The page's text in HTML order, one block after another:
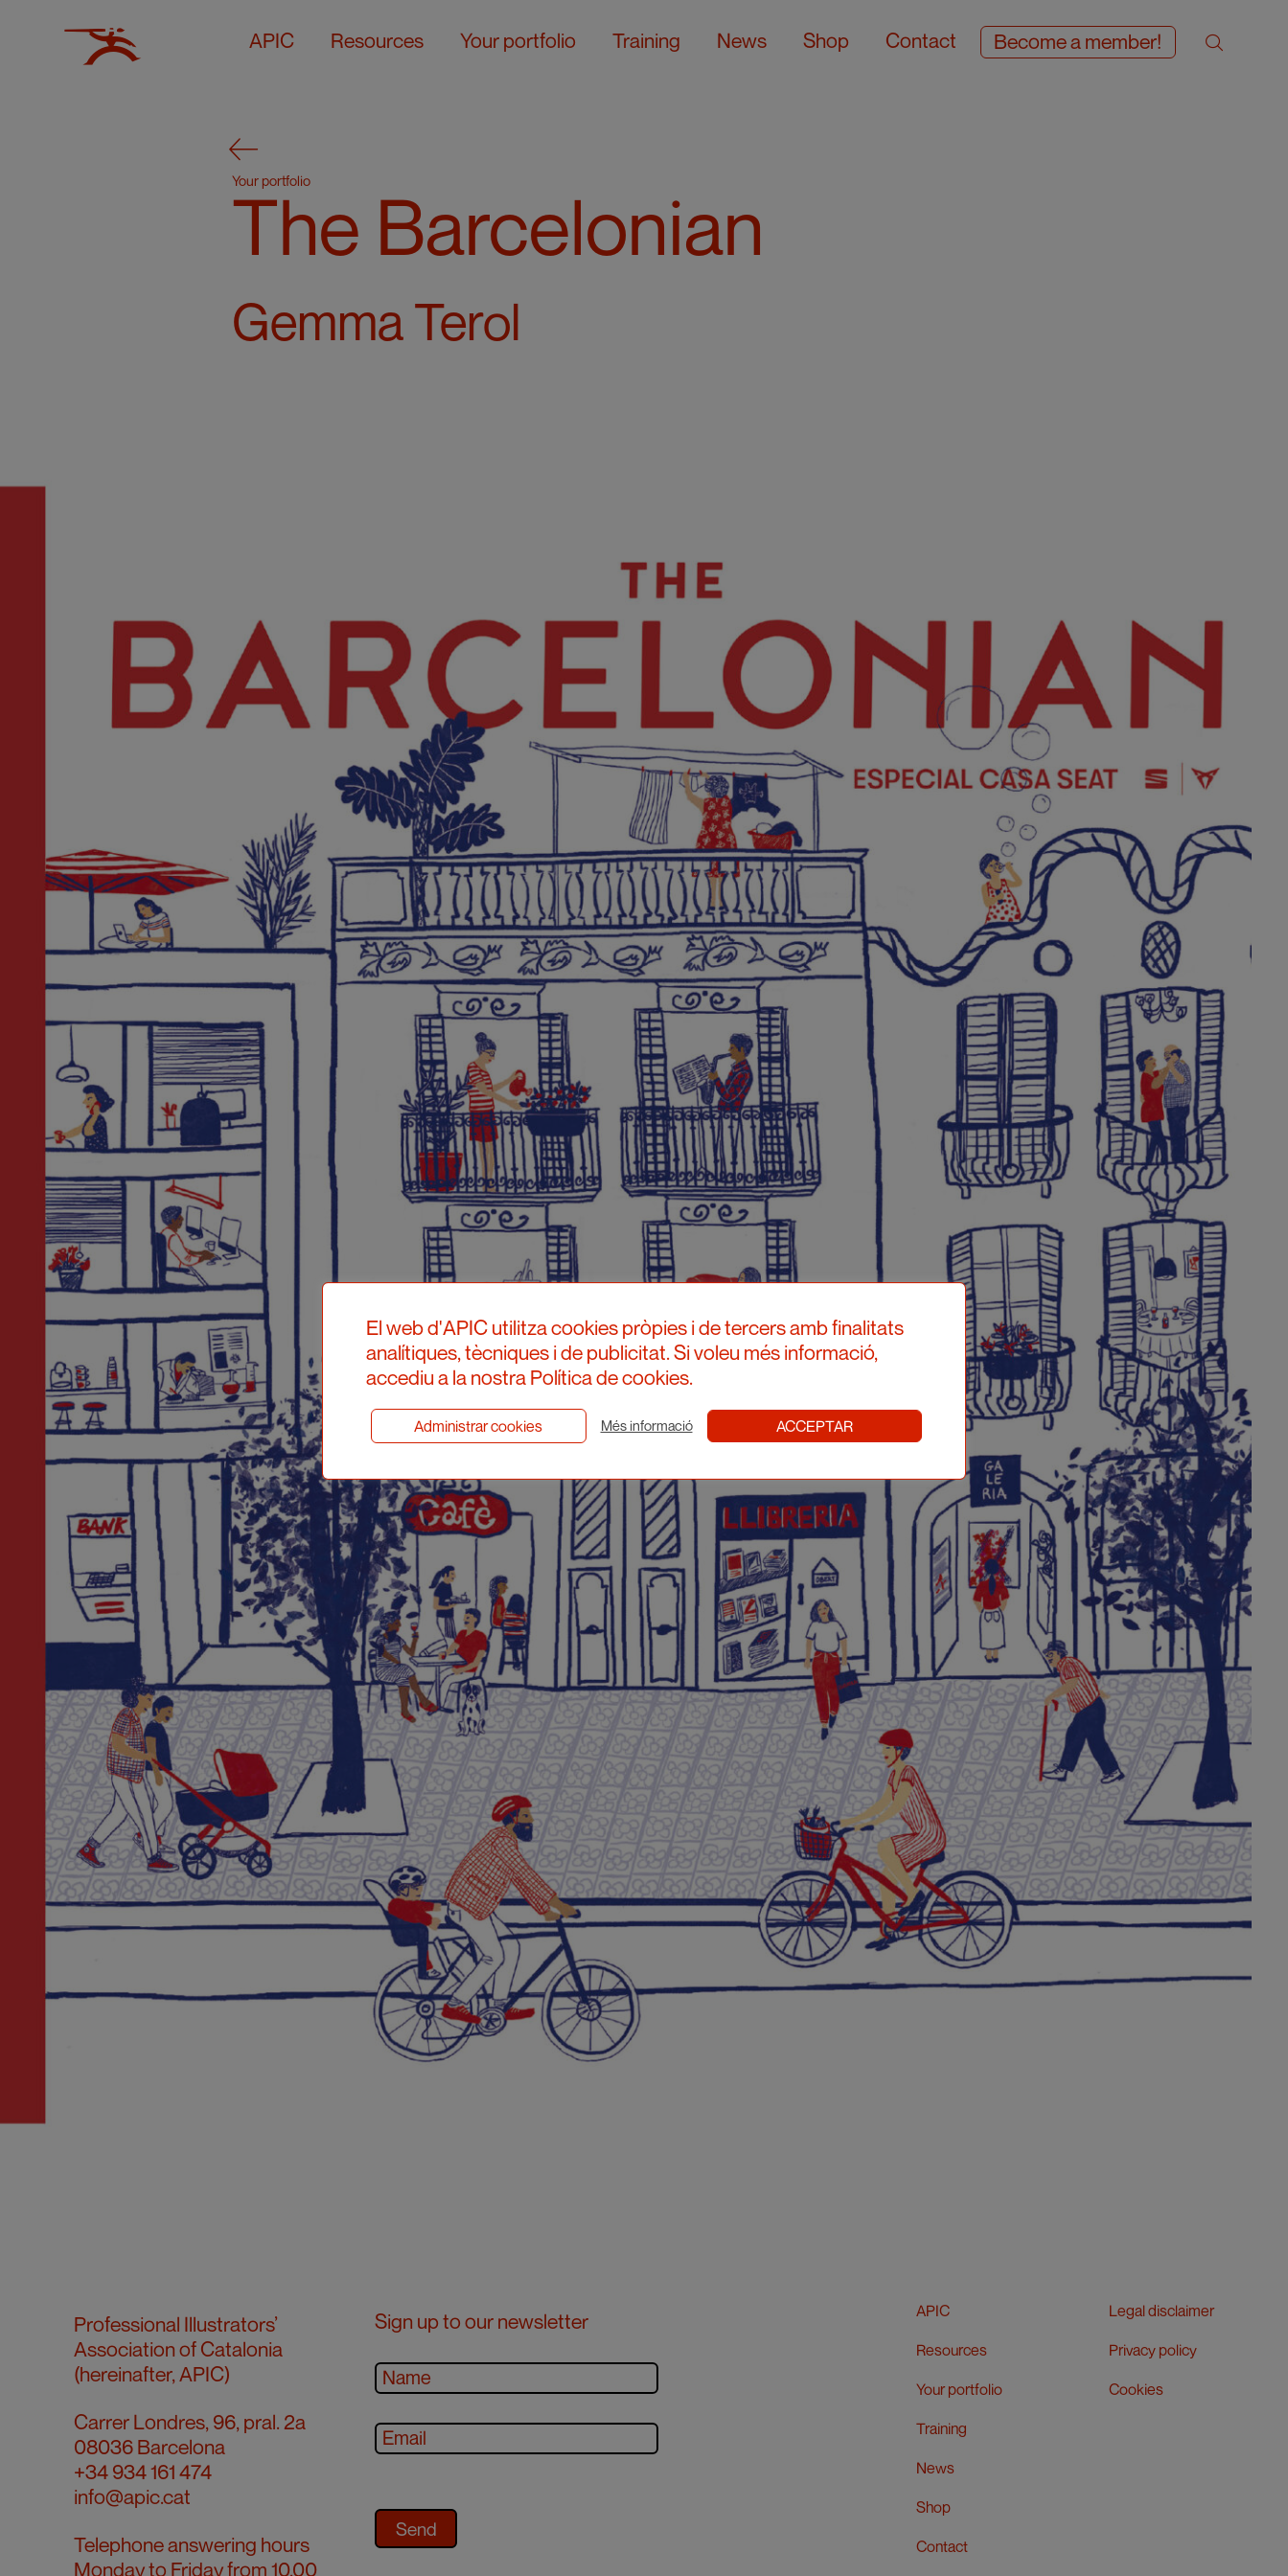
APIC Resources Your portfolio Training News Shop Contact Become a member!
Your portfolio
The Barcelonian
Gemma Terol
Professional Illustrators’
Association of Catalonia
(hereinafter, APIC)
Carrer Londres, 96, pral. 2a
08036 Barcelona
+34 934 161 474
info@apic.cat
Telephone answering hours
Monday to Friday from 10.00
Sign up to our newsletter APIC
Resources
Your portfolio
Training
News
Shop
Contact
Legal disclaimer
Privacy policy
Cookies
El web d'APIC utilitza cookies pròpies i de tercers amb finalitats
analítiques, tècniques i de publicitat. Si voleu més informació,
accediu a la nostra Política de cookies.
Administrar cookies Més informació ACCEPTAR